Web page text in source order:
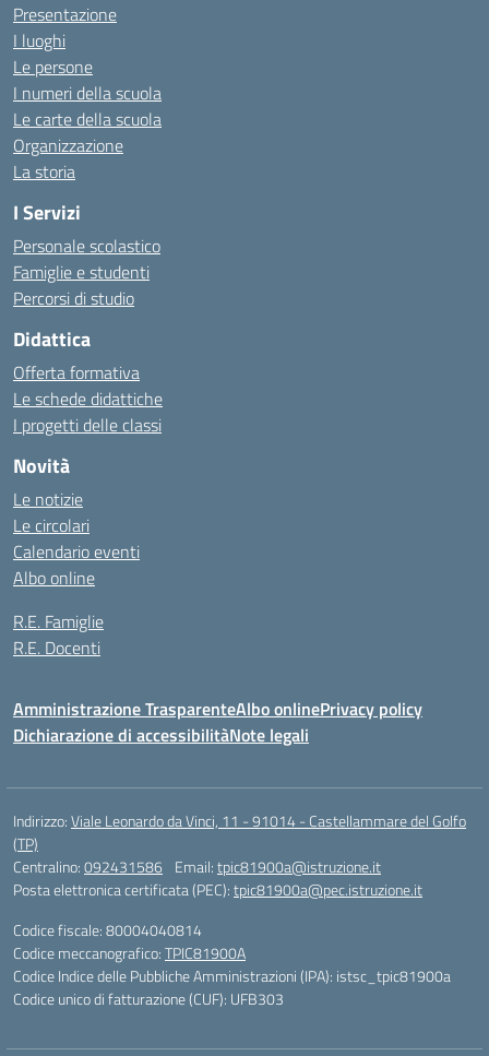
Presentazione
I luoghi
Le persone
I numeri della scuola
Le carte della scuola
Organizzazione
La storia
I Servizi
Personale scolastico
Famiglie e studenti
Percorsi di studio
Didattica
Offerta formativa
Le schede didattiche
I progetti delle classi
Novità
Le notizie
Le circolari
Calendario eventi
Albo online
R.E. Famiglie
R.E. Docenti
Amministrazione TrasparenteAlbo onlinePrivacy policy
Dichiarazione di accessibilitàNote legali
Indirizzo:Viale Leonardo da Vinci, 11 - 91014 - Castellammare del Golfo
(TP)
Centralino:092431586 Email:tpic81900a@istruzione.it
Posta elettronica certificata (PEC):tpic81900a@pec.istruzione.it
Codice fiscale: 80004040814
Codice meccanografico:TPIC81900A
Codice Indice delle Pubbliche Amministrazioni (IPA): istsc_tpic81900a
Codice unico di fatturazione (CUF): UFB303